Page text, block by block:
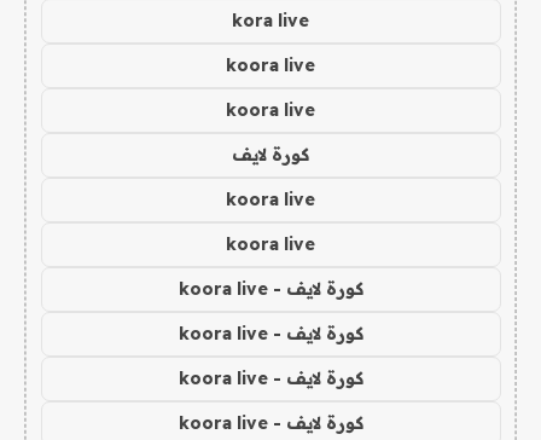
kora live
koora live
koora live
كورة لايف
koora live
koora live
كورة لايف - koora live
كورة لايف - koora live
كورة لايف - koora live
كورة لايف - koora live